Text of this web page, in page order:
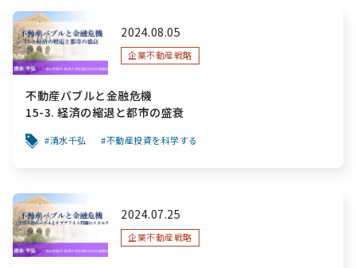
2024.08.05
企業不動産戦略
不動産バブルと金融危機
15-3. 経済の縮退と都市の盛衰
清水千弘 不動産投資を科学する
2024.07.25
企業不動産戦略